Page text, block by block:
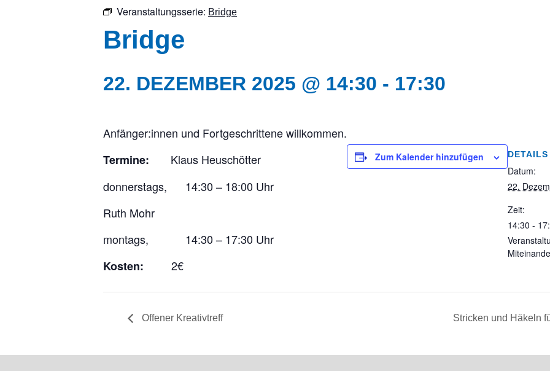
Veranstaltungsserie: Bridge
Bridge
22. DEZEMBER 2025 @ 14:30 - 17:30
Anfänger:innen und Fortgeschrittene willkommen.
Termine: Klaus Heuschötter
donnerstags, 14:30 – 18:00 Uhr
Ruth Mohr
montags, 14:30 – 17:30 Uhr
Kosten: 2€
Zum Kalender hinzufügen DETAILS
Datum:
22.
Zeit:
14:30 -
Offener Kreativtreff Stricken und Häkeln